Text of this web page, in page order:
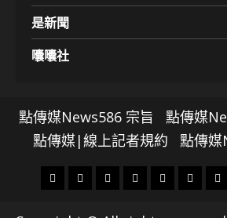
是新聞
囔囔社
點傳媒News586 宗旨
點傳媒
點傳媒|線上記者規約
點傳
頭
財
地
文
專
娛
政